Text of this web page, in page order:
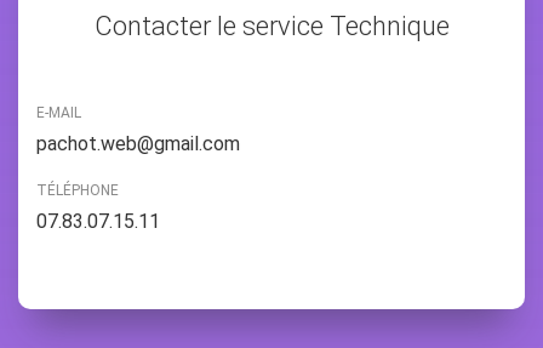
Contacter le service Technique
E-MAIL
pachot.web@gmail.com
TÉLÉPHONE
07.83.07.15.11